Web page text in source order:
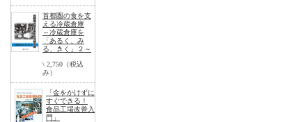
首都圏の食を支
える冷蔵倉庫
～冷蔵倉庫を
「あるく、み
る、きく」２～
\ 2,750（税込
み）
「金をかけずに
すぐできる！
食品工場改善入
門」